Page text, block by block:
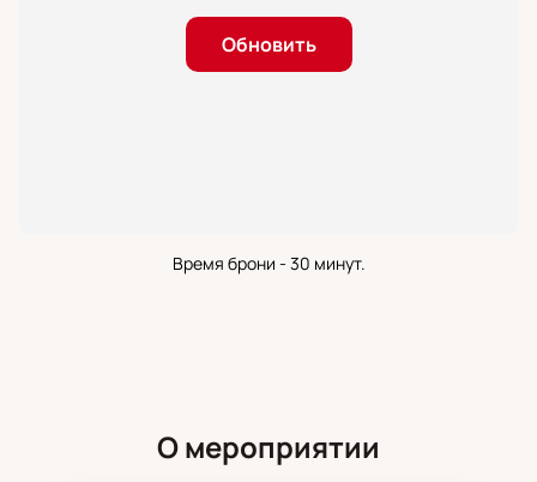
Обновить
Время брони - 30 минут.
О мероприятии